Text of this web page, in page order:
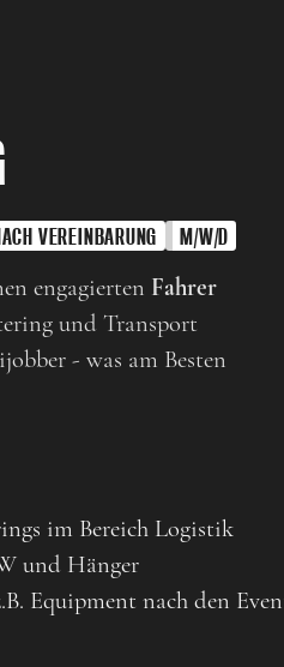
VEREINBARUNG M/W/D
engagierten Fahrer
und Transport
- was am Besten
im Bereich Logistik
und Hänger
Equipment nach den